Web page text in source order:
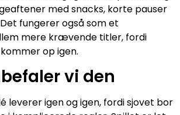
med snacks, korte pauser
fungerer også som et
mere krævende titler, fordi
op igen.
vi den
leverer igen og igen, fordi sjovet bor